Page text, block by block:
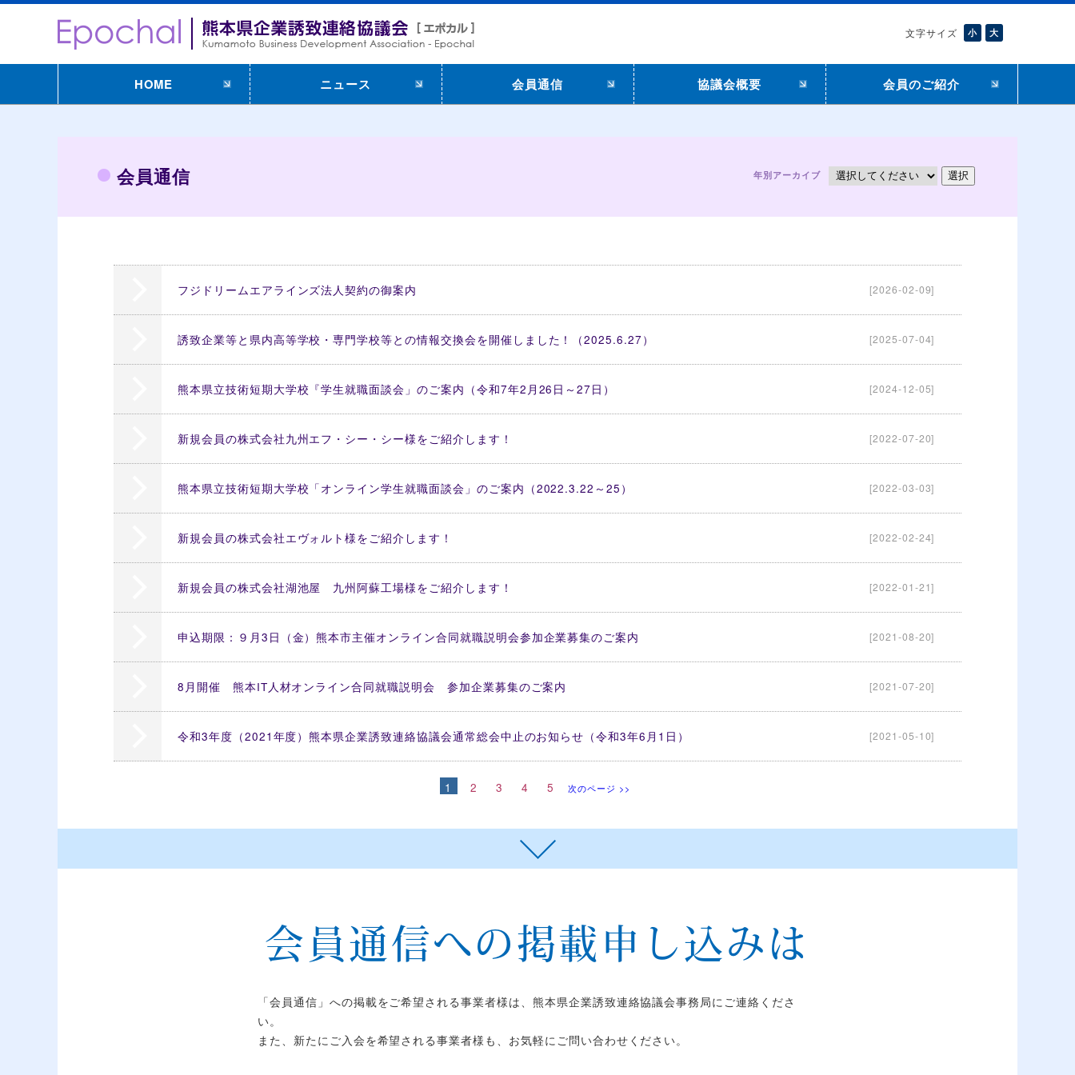
文字サイズ 小 大
HOME ニュース 会員通信 協議会概要 会員のご紹介
年別アーカイブ
会員通信
[2026-02-09]
フジドリームエアラインズ法人契約の御案内
[2025-07-04]
誘致企業等と県内高等学校・専門学校等との情報交換会を開催しました！（2025.6.27）
[2024-12-05]
熊本県立技術短期大学校『学生就職面談会」のご案内（令和7年2月26日～27日）
[2022-07-20]
新規会員の株式会社九州エフ・シー・シー様をご紹介します！
[2022-03-03]
熊本県立技術短期大学校「オンライン学生就職面談会」のご案内（2022.3.22～25）
[2022-02-24]
新規会員の株式会社エヴォルト様をご紹介します！
[2022-01-21]
新規会員の株式会社湖池屋 九州阿蘇工場様をご紹介します！
[2021-08-20]
申込期限：９月3日（金）熊本市主催オンライン合同就職説明会参加企業募集のご案内
[2021-07-20]
8月開催 熊本IT人材オンライン合同就職説明会 参加企業募集のご案内
[2021-05-10]
令和3年度（2021年度）熊本県企業誘致連絡協議会通常総会中止のお知らせ（令和3年6月1日）
1 2 3 4 5 次のページ >>
会員通信への掲載申し込みは
「会員通信」への掲載をご希望される事業者様は、熊本県企業誘致連絡協議会事務局にご連絡くださ
い。
また、新たにご入会を希望される事業者様も、お気軽にご問い合わせください。